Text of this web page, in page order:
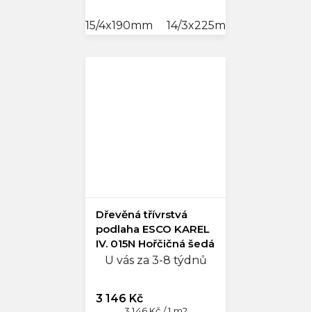
15/4x190mm 14/3x225mm
Dřevěná třívrstvá
podlaha ESCO KAREL
IV. 015N Hořčičná šedá
3014
U vás za 3-8 týdnů
3 146 Kč
Měrná